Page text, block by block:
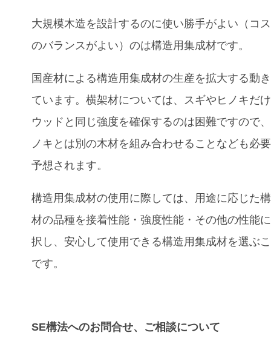
大規模木造を設計するのに使い勝手がよい（コ
のバランスがよい）のは構造用集成材です。
国産材による構造用集成材の生産を拡大する動
ています。横架材については、スギやヒノキだ
ウッドと同じ強度を確保するのは困難ですので
ノキとは別の木材を組み合わせることなども必
予想されます。
構造用集成材の使用に際しては、用途に応じた
材の品種を接着性能・強度性能・その他の性能
択し、安心して使用できる構造用集成材を選ぶ
です。
SE構法へのお問合せ、ご相談について